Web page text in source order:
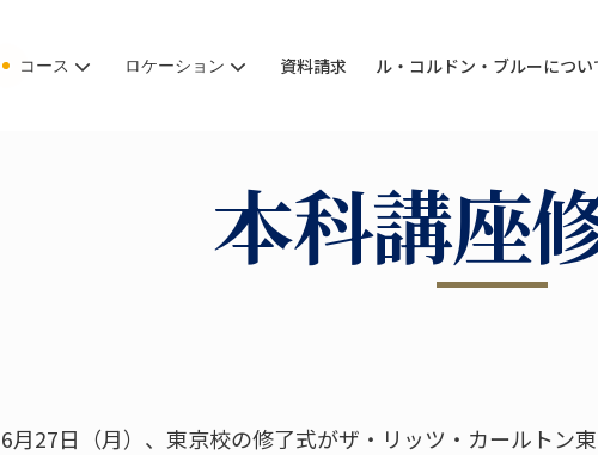
コース ロケーション 資料請求 ル・コルドン・ブルーについ
本科講座
6月27日（月）、東京校の修了式がザ・リッツ・カールトン